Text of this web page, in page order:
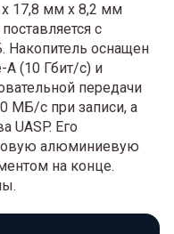
17,8 мм x 8,2 мм
с
Накопитель оснащен
A (10 Гбит/с) и
передачи
МБ/с при записи, а
UASP. Его
алюминиевую
на конце.